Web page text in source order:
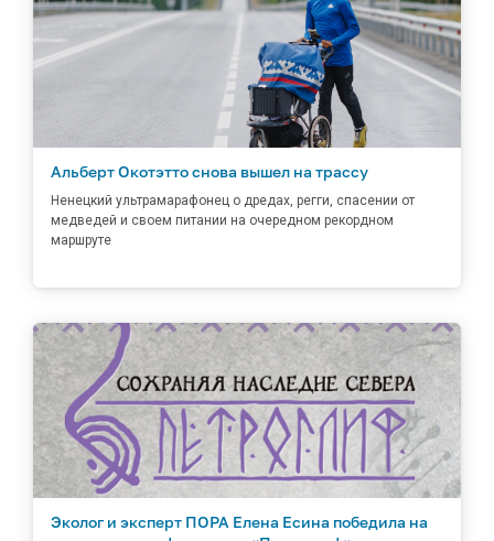
Альберт Окотэтто снова вышел на трассу
Ненецкий ультрамарафонец о дредах, регги, спасении от
медведей и своем питании на очередном рекордном
маршруте
Эколог и эксперт ПОРА Елена Есина победила на